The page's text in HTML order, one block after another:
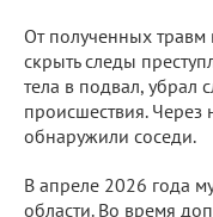
От полученных травм
скрыть следы
тела в подвал, убрал
происшествия.
обнаружили соседи.
В апреле 2026 года
области. Во время